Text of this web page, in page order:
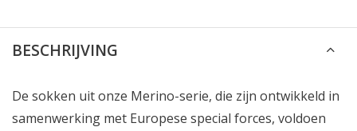
BESCHRIJVING
De sokken uit onze Merino-serie, die zijn ontwikkeld in
samenwerking met Europese special forces, voldoen